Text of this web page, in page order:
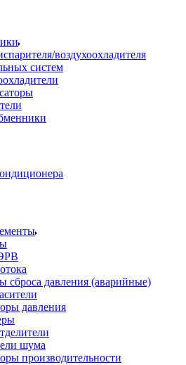
воздухоохладителя
систем
сброса давления (аварийные)
давления
шума
производительности